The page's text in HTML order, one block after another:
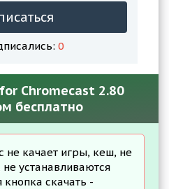
0
Chromecast 2.80
бесплатно
не качает игры, кеш, не
устанавливаются
скачать -